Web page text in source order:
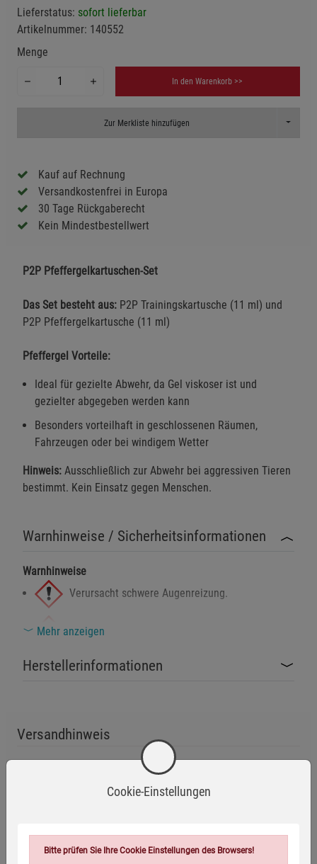
Lieferstatus: sofort lieferbar
Artikelnummer: 140552
Menge
In den Warenkorb >>
Zur Merkliste hinzufügen Toggle
Kauf auf Rechnung
Versandkostenfrei in Europa
30 Tage Rückgaberecht
Kein Mindestbestellwert
P2P Pfeffergelkartuschen-Set
Das Set besteht aus: P2P Trainingskartusche (11 ml) und
P2P Pfeffergelkartusche (11 ml)
Pfeffergel Vorteile:
Ideal für gezielte Abwehr, da Gel viskoser ist und
gezielter abgegeben werden kann
Besonders vorteilhaft in geschlossenen Räumen,
Fahrzeugen oder bei windigem Wetter
Hinweis: Ausschließlich zur Abwehr bei aggressiven Tieren
bestimmt. Kein Einsatz gegen Menschen.
Warnhinweise / Sicherheitsinformationen
Warnhinweise
Verursacht schwere Augenreizung.
Kann bei Einatmen Reizungen der Atemwege
Nur zur Tierabwehr bestimmt – nicht gegen Menschen
Behälter steht unter Druck: Vor Sonnenbestrahlung und
Temperaturen über 50 °C schützen.
Sprühnebel nicht einatmen – nur in gut belüfteten
Bereichen verwenden.
Mehr anzeigen
Herstellerinformationen
Versandhinweis
Dieser Artikel darf nur in folgende Länder versendet werden:
4054239013351
Cookie-Einstellungen
Bitte prüfen Sie Ihre Cookie Einstellungen des Browsers!